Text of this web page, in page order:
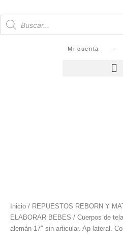
Mi cuenta –
Inicio / REPUESTOS REBORN Y
ELABORAR BEBES / Cuerpos de tela
alemán 17″ sin articular. Ap lateral.